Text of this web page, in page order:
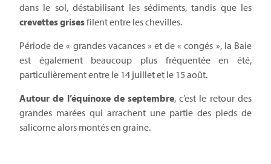
dans le sol, déstabilisant les sédiments, tandis que les
crevettes grisesfilent entre les chevilles.
Période de « grandes vacances » et de « congés », la Baie
est également beaucoup plus fréquentée en été,
particulièrement entre le 14 juillet et le 15 août.
Autour de l’équinoxe de septembre, c’est le retour des
grandes marées qui arrachent une partie des pieds de
salicorne alors montés en graine.